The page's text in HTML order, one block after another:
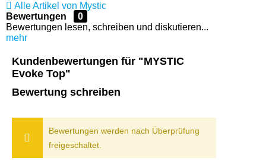
Alle Artikel von Mystic
Bewertungen
0
Bewertungen lesen, schreiben und diskutieren...
mehr
Kundenbewertungen für "MYSTIC
Evoke Top"
Bewertung schreiben
Bewertungen werden nach Überprüfung
freigeschaltet.